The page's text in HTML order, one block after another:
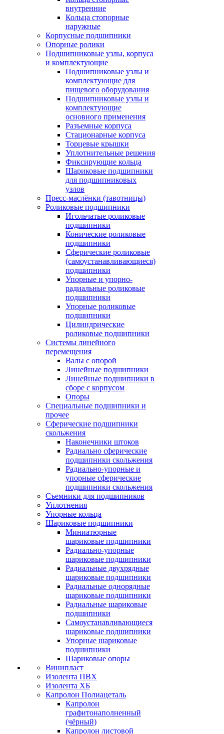
внутренние
Кольца стопорные
наружные
Корпусные подшипники
Опорные ролики
Подшипниковые узлы, корпуса
и комплектующие
Подшипниковые узлы и
комплектующие для
пищевого оборудования
Подшипниковые узлы и
комплектующие
основного применения
Разъемные корпуса
Стационарные корпуса
Торцевые крышки
Уплотнительные решения
Фиксирующие кольца
Шариковые подшипники
для подшипниковых
узлов
Пресс-маслёнки (тавотницы)
Роликовые подшипники
Игольчатые роликовые
подшипники
Конические роликовые
подшипники
Сферические роликовые
(самоустанавливающиеся)
подшипники
Упорные и упорно-
радиальные роликовые
подшипники
Упорные роликовые
подшипники
Цилиндрические
роликовые подшипники
Системы линейного
перемещения
Валы с опорой
Линейные подшипники
Линейные подшипники в
сборе с корпусом
Опоры
Специальные подшипники и
прочее
Сферические подшипники
скольжения
Наконечники штоков
Радиально сферические
подшипники скольжения
Радиально-упорные и
упорные сферические
подшипники скольжения
Съемники для подшипников
Уплотнения
Упорные кольца
Шариковые подшипники
Миниатюрные
шариковые подшипники
Радиально-упорные
шариковые подшипники
Радиальные двухрядные
шариковые подшипники
Радиальные однорядные
шариковые подшипники
Радиальные шариковые
подшипники
Самоустанавливающиеся
шариковые подшипники
Упорные шариковые
подшипники
Шариковые опоры
Винипласт
Изолента ПВХ
Изолента ХБ
Капролон Полиацеталь
Капролон
графитонаполненный
(чёрный)
Капролон листовой